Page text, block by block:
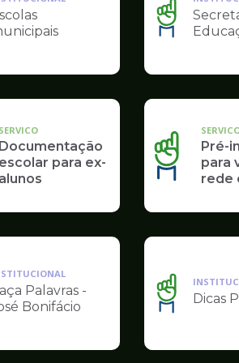
Ilustração
da
de
Educação
SERVICO
Documentação
escolar para ex-
alunos
Pré-
para
rede
Palavras -
Bonifácio
Ilustração
da
de
Dicas